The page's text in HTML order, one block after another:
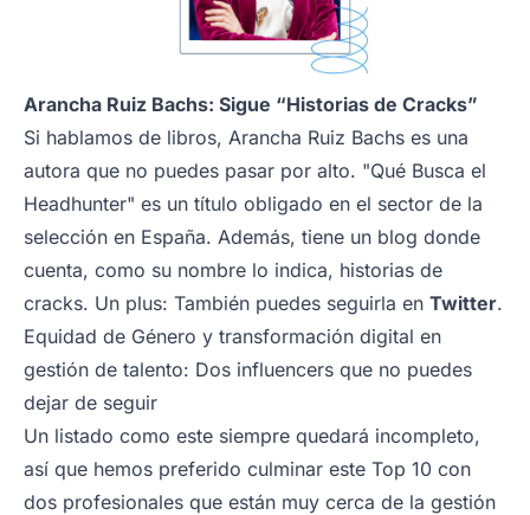
Arancha Ruiz Bachs: Sigue “Historias de Cracks”
Si hablamos de libros, Arancha Ruiz Bachs es una
autora que no puedes pasar por alto. "Qué Busca el
Headhunter" es un título obligado en el sector de la
selección en España. Además, tiene un blog donde
cuenta, como su nombre lo indica, historias de
cracks. Un plus: También puedes seguirla en Twitter.
Equidad de Género y transformación digital en
gestión de talento: Dos influencers que no puedes
dejar de seguir
Un listado como este siempre quedará incompleto,
así que hemos preferido culminar este Top 10 con
dos profesionales que están muy cerca de la gestión